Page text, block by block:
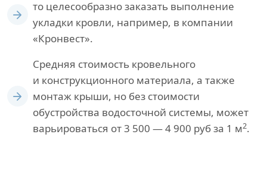
то целесообразно заказать выполнение
укладки кровли, например, в компании
«Кронвест».
Средняя стоимость кровельного
и конструкционного материала, а также
монтаж крыши, но без стоимости
обустройства водосточной системы, может
варьироваться от 3 500 — 4 900 руб за 1 м2.